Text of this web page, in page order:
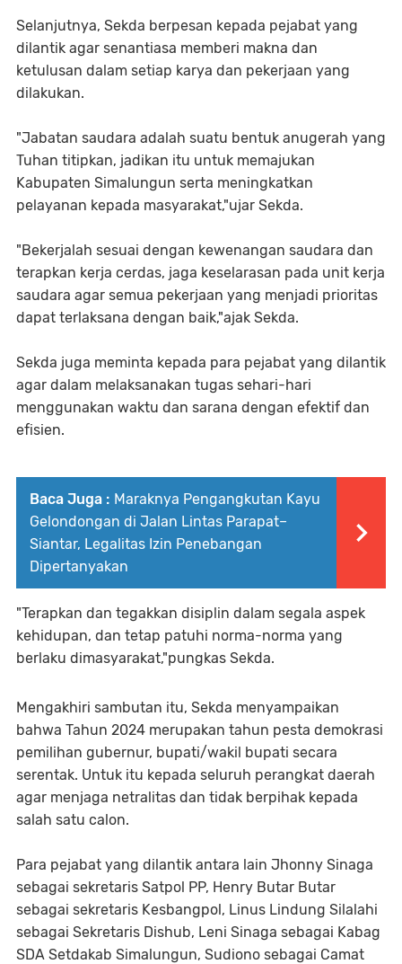
Selanjutnya, Sekda berpesan kepada pejabat yang
dilantik agar senantiasa memberi makna dan
ketulusan dalam setiap karya dan pekerjaan yang
dilakukan.
"Jabatan saudara adalah suatu bentuk anugerah yang
Tuhan titipkan, jadikan itu untuk memajukan
Kabupaten Simalungun serta meningkatkan
pelayanan kepada masyarakat,"ujar Sekda.
"Bekerjalah sesuai dengan kewenangan saudara dan
terapkan kerja cerdas, jaga keselarasan pada unit kerja
saudara agar semua pekerjaan yang menjadi prioritas
dapat terlaksana dengan baik,"ajak Sekda.
Sekda juga meminta kepada para pejabat yang dilantik
agar dalam melaksanakan tugas sehari-hari
menggunakan waktu dan sarana dengan efektif dan
efisien.
Baca Juga : Maraknya Pengangkutan Kayu
Gelondongan di Jalan Lintas Parapat–
Siantar, Legalitas Izin Penebangan
Dipertanyakan
"Terapkan dan tegakkan disiplin dalam segala aspek
kehidupan, dan tetap patuhi norma-norma yang
berlaku dimasyarakat,"pungkas Sekda.
Mengakhiri sambutan itu, Sekda menyampaikan
bahwa Tahun 2024 merupakan tahun pesta demokrasi
pemilihan gubernur, bupati/wakil bupati secara
serentak. Untuk itu kepada seluruh perangkat daerah
agar menjaga netralitas dan tidak berpihak kepada
salah satu calon.
Para pejabat yang dilantik antara lain Jhonny Sinaga
sebagai sekretaris Satpol PP, Henry Butar Butar
sebagai sekretaris Kesbangpol, Linus Lindung Silalahi
sebagai Sekretaris Dishub, Leni Sinaga sebagai Kabag
SDA Setdakab Simalungun, Sudiono sebagai Camat